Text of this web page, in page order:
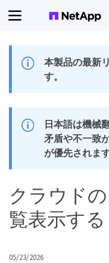
本製品の最新
す。
日本語は機械
矛盾や不一致
が優先されます
クラウド
覧表示する
05/23/2026